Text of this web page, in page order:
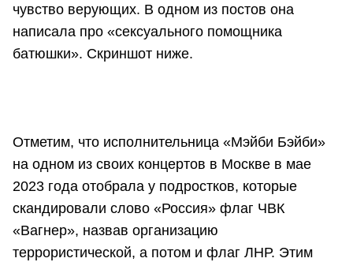
чувство верующих. В одном из постов она
написала про «сексуального помощника
батюшки». Скриншот ниже.
Отметим, что исполнительница «Мэйби Бэйби»
на одном из своих концертов в Москве в мае
2023 года отобрала у подростков, которые
скандировали слово «Россия» флаг ЧВК
«Вагнер», назвав организацию
террористической, а потом и флаг ЛНР. Этим